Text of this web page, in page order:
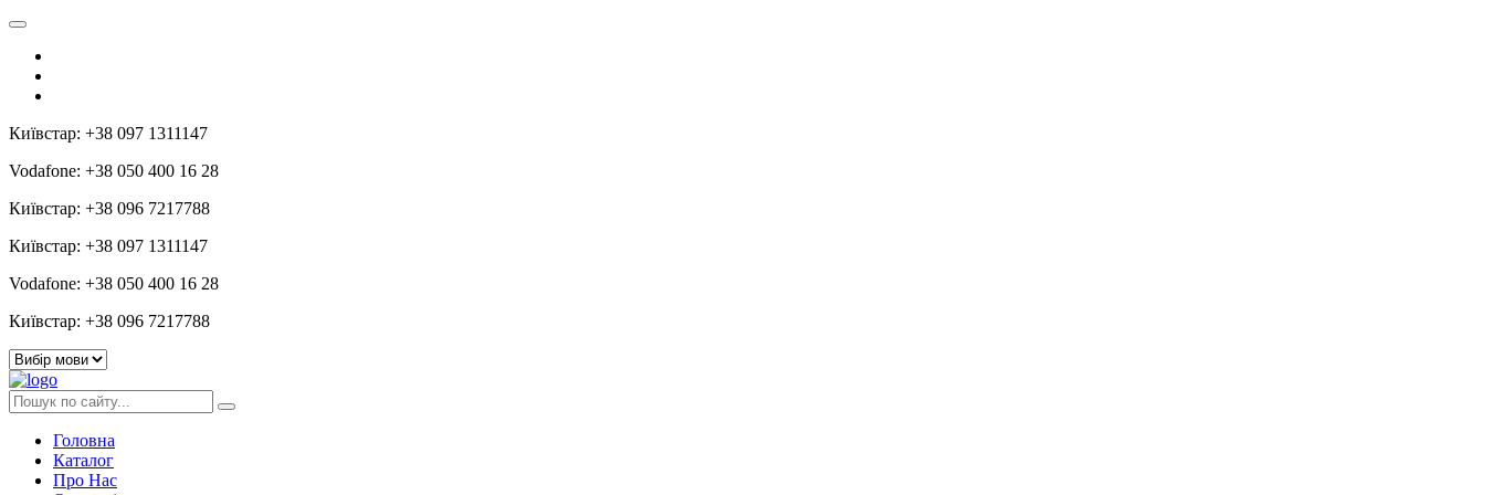
Київстар: +38 097 1311147
Vodafone: +38 050 400 16 28
Київстар: +38 096 7217788
Київстар: +38 097 1311147
Vodafone: +38 050 400 16 28
Київстар: +38 096 7217788
Головна
Каталог
Про Нас